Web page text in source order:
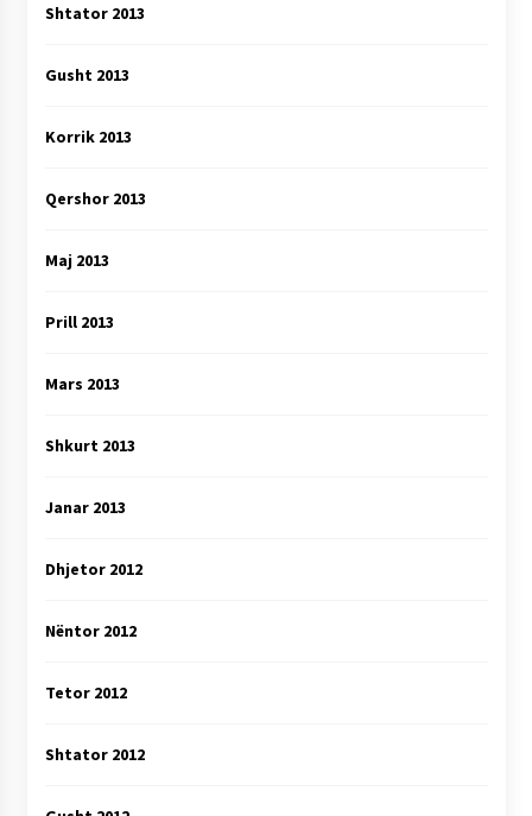
Shtator 2013
Gusht 2013
Korrik 2013
Qershor 2013
Maj 2013
Prill 2013
Mars 2013
Shkurt 2013
Janar 2013
Dhjetor 2012
Nëntor 2012
Tetor 2012
Shtator 2012